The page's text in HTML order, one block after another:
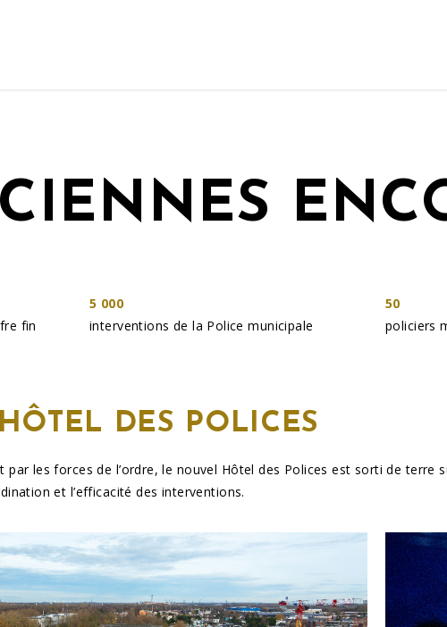
fin
5 000
interventions de la Police municipale
50
policiers
HÔTEL DES POLICES
les forces de l’ordre, le nouvel Hôtel des Polices est sorti de terre
et l’efficacité des interventions.